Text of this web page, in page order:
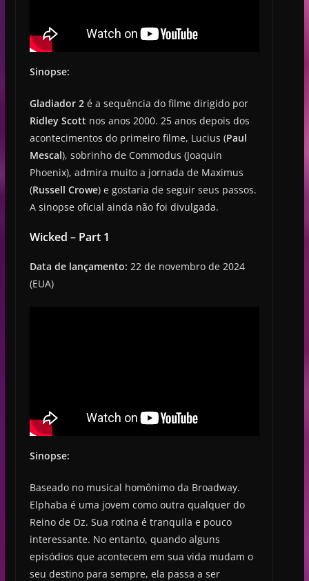
Sinopse:
Gladiador 2é a sequência do filme dirigido por
Ridley Scott nos anos 2000. 25 anos depois dos
acontecimentos do primeiro filme, Lucius (Paul
Mescal), sobrinho de Commodus (Joaquin
Phoenix), admira muito a jornada de Maximus
(Russell Crowe) e gostaria de seguir seus passos.
A sinopse oficial ainda não foi divulgada.
Wicked – Part 1
Data de lançamento: 22 de novembro de 2024
(EUA)
Sinopse:
Baseado no musical homônimo da Broadway.
Elphaba é uma jovem como outra qualquer do
Reino de Oz. Sua rotina é tranquila e pouco
interessante. No entanto, quando alguns
episódios que acontecem em sua vida mudam o
seu destino para sempre, ela passa a ser